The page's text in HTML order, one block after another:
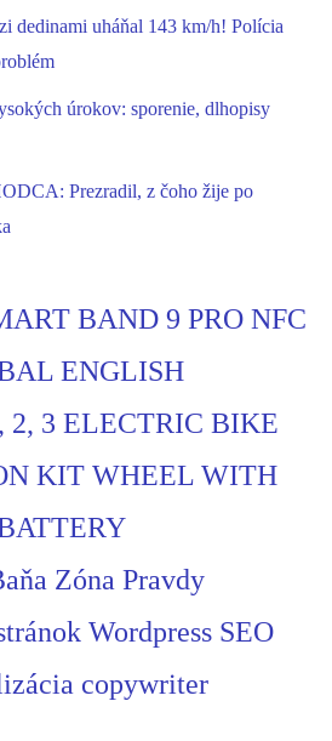
dedinami uháňal 143 km/h! Polícia
úrokov: sporenie, dlhopisy
Prezradil, z čoho žije po
BAND 9 PRO NFC
ENGLISH
2, 3 ELECTRIC BIKE
KIT WHEEL WITH
Zóna Pravdy
Wordpress SEO
copywriter